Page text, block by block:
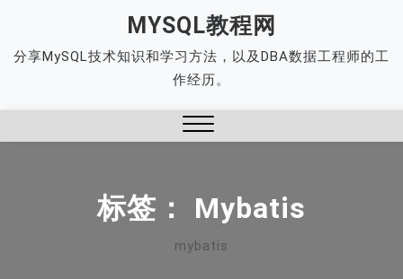
content
MYSQL教程网
分享MySQL技术知识和学习方法，以及DBA数据工程师的工
作经历。
标签： Mybatis
mybatis